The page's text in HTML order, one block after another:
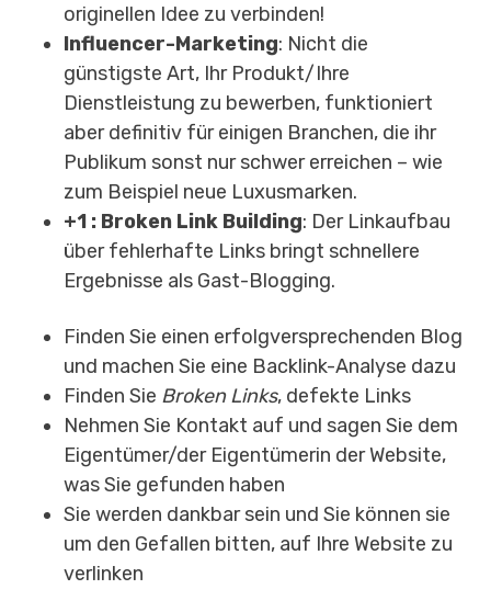
originellen Idee zu verbinden!
Influencer-Marketing: Nicht die
günstigste Art, Ihr Produkt/Ihre
Dienstleistung zu bewerben, funktioniert
aber definitiv für einigen Branchen, die ihr
Publikum sonst nur schwer erreichen – wie
zum Beispiel neue Luxusmarken.
+1 : Broken Link Building: Der Linkaufbau
über fehlerhafte Links bringt schnellere
Ergebnisse als Gast-Blogging.
Finden Sie einen erfolgversprechenden Blog
und machen Sie eine Backlink-Analyse dazu
Finden Sie Broken Links, defekte Links
Nehmen Sie Kontakt auf und sagen Sie dem
Eigentümer/der Eigentümerin der Website,
was Sie gefunden haben
Sie werden dankbar sein und Sie können sie
um den Gefallen bitten, auf Ihre Website zu
verlinken